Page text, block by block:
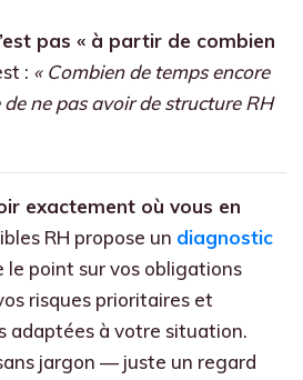
pas « à partir de combien
: « Combien de temps encore
ne pas avoir de structure RH
exactement où vous en
RH propose un diagnostic
le point sur vos obligations
risques prioritaires et
adaptées à votre situation.
jargon — juste un regard